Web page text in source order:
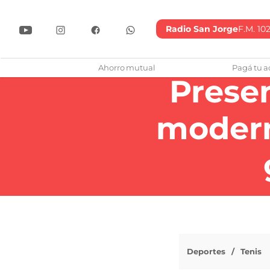
Radio San JorgeF.M.
Ahorro mutual Pagá tu
Deportes Tenis